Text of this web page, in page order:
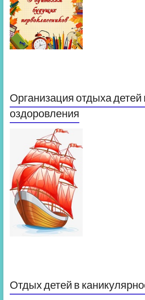
Организация отдыха детей
оздоровления
Отдых детей в